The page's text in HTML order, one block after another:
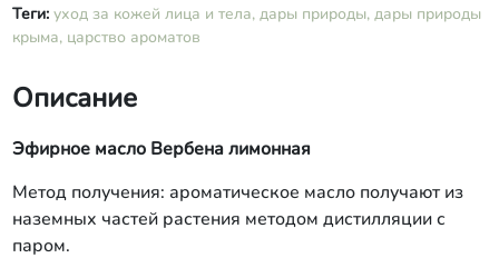
Теги: уход за кожей лица и тела, дары природы, дары природы
крыма, царство ароматов
Описание
Эфирное масло Вербена лимонная
Метод получения: ароматическое масло получают из
наземных частей растения методом дистилляции с
паром.